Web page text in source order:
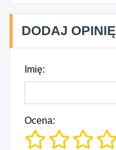
DODAJ OPINIĘ
Imię:
Ocena: